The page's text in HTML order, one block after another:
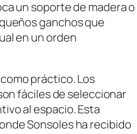
un soporte de madera o
ganchos que
en un orden
práctico. Los
fáciles de seleccionar
al espacio. Esta
Sonsoles ha recibido